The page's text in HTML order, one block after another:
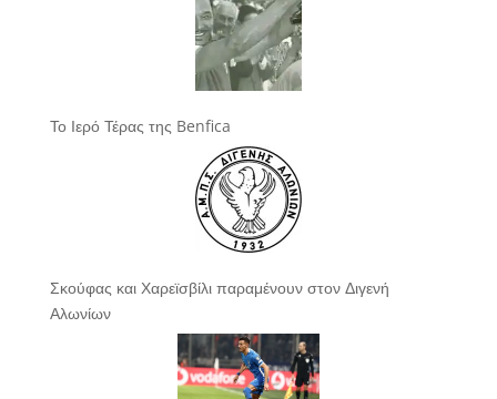
Το Ιερό Τέρας της Benfica
Σκούφας και Χαρεϊσβίλι παραμένουν στον Διγενή
Αλωνίων